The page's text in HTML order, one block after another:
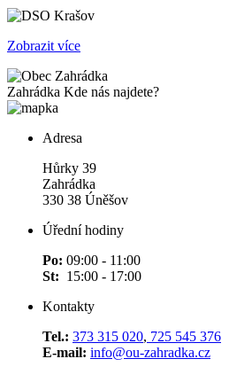
Zobrazit více
Zahrádka Kde nás najdete?
Adresa
Hůrky 39
Zahrádka
330 38 Úněšov
Úřední hodiny
Po: 09:00 - 11:00
St: 15:00 - 17:00
Kontakty
Tel.: 373 315 020, 725 545 376
E-mail: info@ou-zahradka.cz